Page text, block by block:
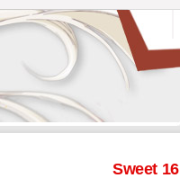
Sweet 16